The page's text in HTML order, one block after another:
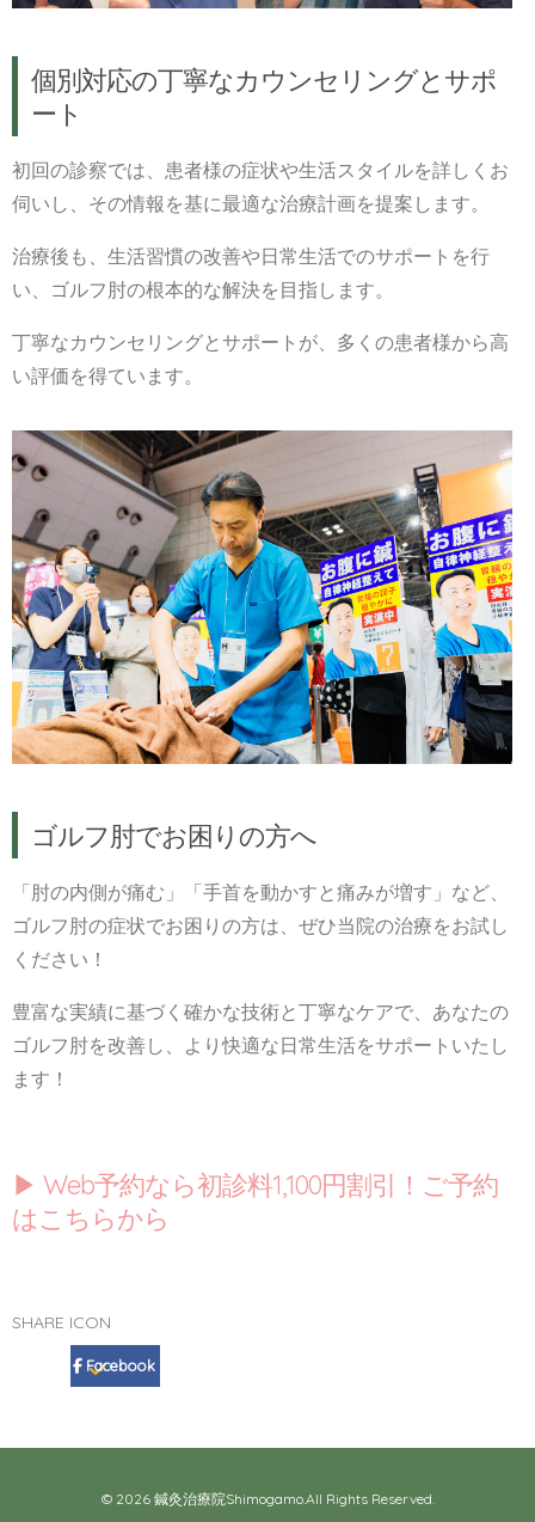
個別対応の丁寧なカウンセリングとサポ
ート
初回の診察では、患者様の症状や生活スタイルを詳しくお
伺いし、その情報を基に最適な治療計画を提案します。
治療後も、生活習慣の改善や日常生活でのサポートを行
い、ゴルフ肘の根本的な解決を目指します。
丁寧なカウンセリングとサポートが、多くの患者様から高
い評価を得ています。
ゴルフ肘でお困りの方へ
「肘の内側が痛む」「手首を動かすと痛みが増す」など、
ゴルフ肘の症状でお困りの方は、ぜひ当院の治療をお試し
ください！
豊富な実績に基づく確かな技術と丁寧なケアで、あなたの
ゴルフ肘を改善し、より快適な日常生活をサポートいたし
ます！
▶︎ Web予約なら初診料1,100円割引！ご予約
はこちらから
SHARE ICON
Facebook
© 2026 鍼灸治療院Shimogamo.All Rights Reserved.